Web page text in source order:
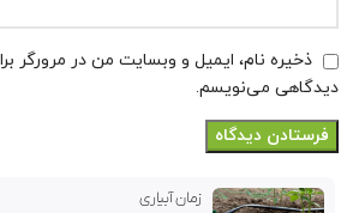
ذخیره نام، ایمیل و وبسایت من در مرورگر
دیدگاهی می‌نویسم.
زمان آبیاری